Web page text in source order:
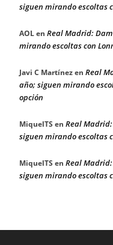
siguen mirando escoltas
AOLen Real Madrid:
mirando escoltas con
Javi C Martínezen Real
año; siguen mirando
opción
MiquelTS en Real
siguen mirando escoltas
MiquelTS en Real
siguen mirando escoltas